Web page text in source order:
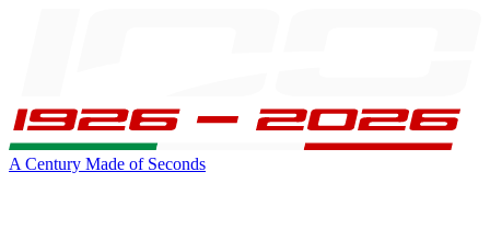
A Century Made of Seconds